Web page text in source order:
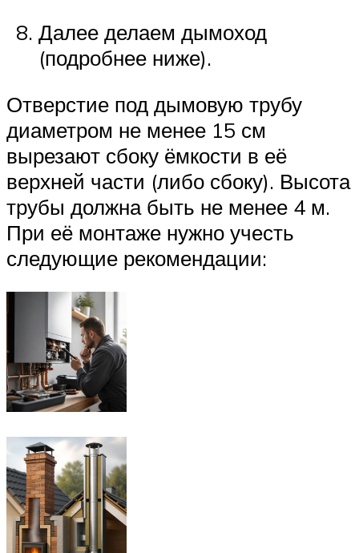
Далее делаем дымоход
(подробнее ниже).
Отверстие под дымовую трубу
диаметром не менее 15 см
вырезают сбоку ёмкости в её
верхней части (либо сбоку). Высота
трубы должна быть не менее 4 м.
При её монтаже нужно учесть
следующие рекомендации: